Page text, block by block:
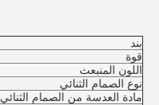
بند
قوة
اللون المنبعث
نوع الصمام الثنائي
مادة العدسة من الصمام الثنائي